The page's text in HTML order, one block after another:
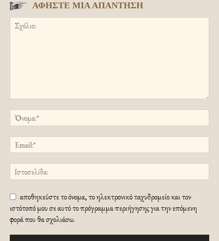
ΑΦΗΣΤΕ ΜΙΑ ΑΠΑΝΤΗΣΗ
αποθηκεύστε το όνομα, το ηλεκτρονικό ταχυδρομείο και τον
ιστότοπό μου σε αυτό το πρόγραμμα περιήγησης για την επόμενη
φορά που θα σχολιάσω.